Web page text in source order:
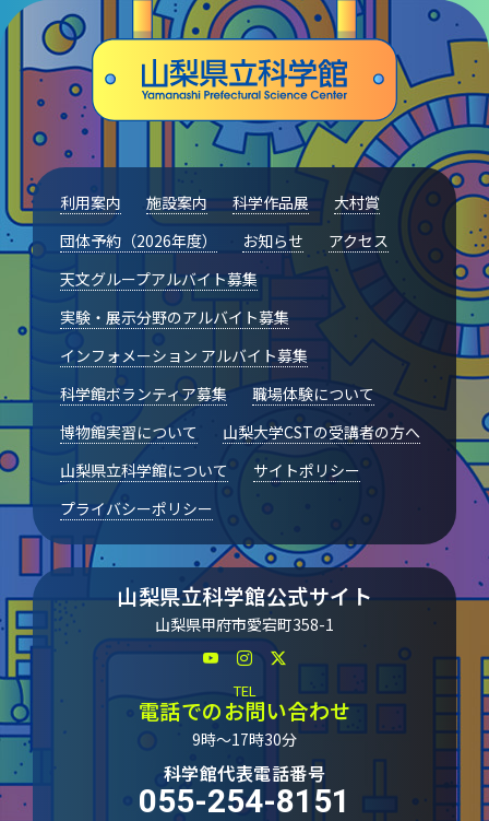
利用案内 施設案内 科学作品展
大村賞
団体予約（2026年度）
お知らせ
アクセス
天文グループアルバイト募集
実験・展示分野のアルバイト募集
インフォメーション アルバイト募集
科学館ボランティア募集
職場体験について
博物館実習について
山梨大学CSTの受講者の方へ
山梨県立科学館について
サイトポリシー
プライバシーポリシー
山梨県立科学館公式サイト
山梨県甲府市愛宕町358-1
TEL
電話でのお問い合わせ
9時～17時30分
科学館代表電話番号
055-254-8151